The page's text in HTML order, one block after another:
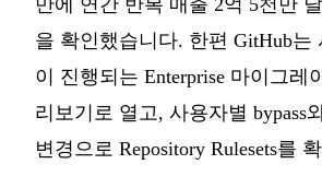
만에 연간 반복 매출 2억 5천만
을 확인했습니다. 한편 GitHub는
이 진행되는 Enterprise 마이그레
리보기로 열고, 사용자별 bypass
변경으로 Repository Rulesets를